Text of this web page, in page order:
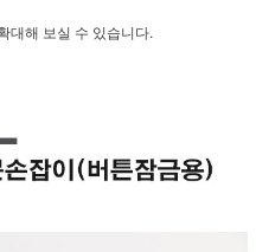
대해 보실 수 있습니다.